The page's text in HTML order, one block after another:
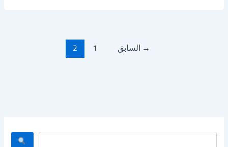
→ السابق 1
2
ا